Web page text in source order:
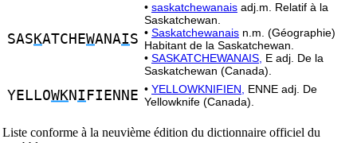
SAS KATCHEWANAIS
• saskatchewanais adj.m. Relatif à la
Saskatchewan.
• Saskatchewanais n.m. (Géographie)
Habitant de la Saskatchewan.
• SASKATCHEWANAIS, E adj. De la
Saskatchewan (Canada).
YELLOWKN I FIENNE • YELLOWKNIFIEN,
ENNE adj. De
Yellowknife (Canada).
Liste conforme à la neuvième édition du dictionnaire officiel du